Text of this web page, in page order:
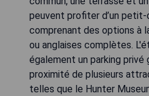
peuvent profiter d’un petit-
comprenant des options à
ou anglaises complètes.
également un parking
proximité de plusieurs
telles que le Hunter